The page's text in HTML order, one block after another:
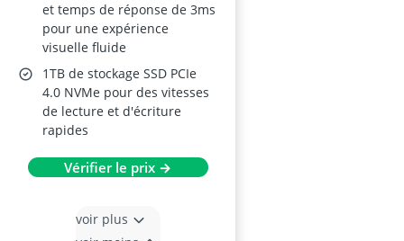
et temps de réponse de 3ms
pour une expérience
visuelle fluide
1TB de stockage SSD PCIe
4.0 NVMe pour des vitesses
de lecture et d'écriture
rapides
Vérifier le prix →
voir plus